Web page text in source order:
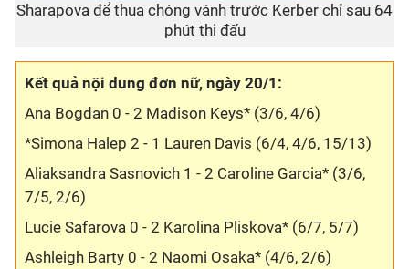
Sharapova để thua chóng vánh trước Kerber chỉ sau 64
phút thi đấu
Kết quả nội dung đơn nữ, ngày 20/1:
Ana Bogdan 0 - 2 Madison Keys* (3/6, 4/6)
*Simona Halep 2 - 1 Lauren Davis (6/4, 4/6, 15/13)
Aliaksandra Sasnovich 1 - 2 Caroline Garcia* (3/6,
7/5, 2/6)
Lucie Safarova 0 - 2 Karolina Pliskova* (6/7, 5/7)
Ashleigh Barty 0 - 2 Naomi Osaka* (4/6, 2/6)